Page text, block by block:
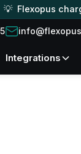
💡 Flexopus
Integrations